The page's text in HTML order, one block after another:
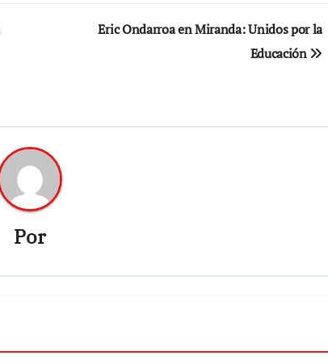
Eric Ondarroa en Miranda: Unidos por la
Educación
Por